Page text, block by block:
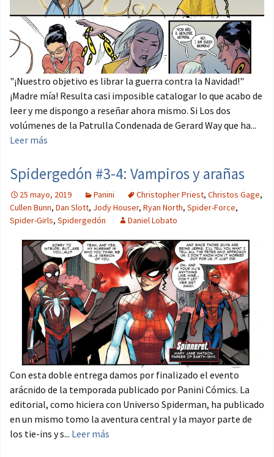
"¡Nuestro objetivo es librar la guerra contra la Navidad!"
¡Madre mía! Resulta casi imposible catalogar lo que acabo de
leer y me dispongo a reseñar ahora mismo. Si Los dos
volúmenes de la Patrulla Condenada de Gerard Way que ha...
Leer más
Spidergedón #3-4: Vampiros y arañas
25 mayo, 2019 Panini Christopher Priest, Christos Gage,
Cullen Bunn, Dan Slott, Jody Houser, Ryan North, Spider-Force,
Spider-Girls, Spidergedón Daniel Lobato
Con esta doble entrega damos por finalizado el evento
arácnido de la temporada publicado por Panini Cómics. La
editorial, como hiciera con Universo Spiderman, ha publicado
en un mismo tomo la aventura central y la mayor parte de
los tie-ins y s... Leer más